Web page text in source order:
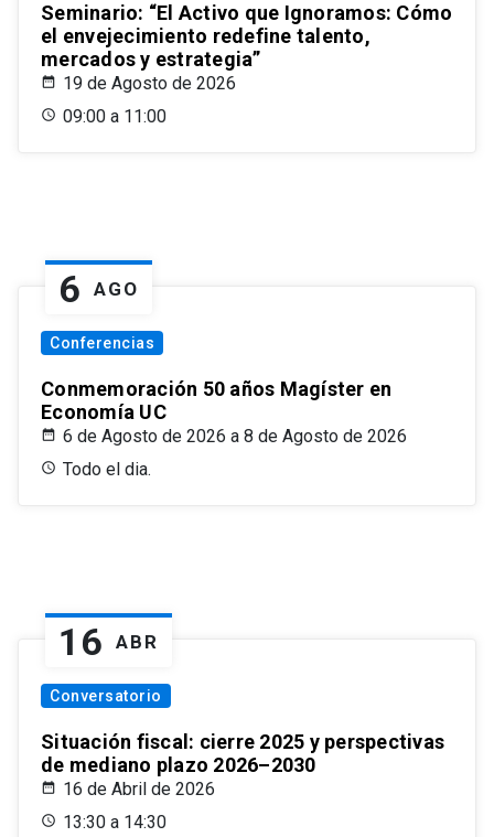
Seminario: “El Activo que Ignoramos: Cómo
el envejecimiento redefine talento,
mercados y estrategia”
19 de Agosto de 2026
09:00 a 11:00
6 AGO
Conferencias
Conmemoración 50 años Magíster en
Economía UC
6 de Agosto de 2026 a 8 de Agosto de 2026
Todo el dia.
16 ABR
Conversatorio
Situación fiscal: cierre 2025 y perspectivas
de mediano plazo 2026–2030
16 de Abril de 2026
13:30 a 14:30